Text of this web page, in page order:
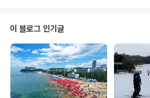
이란 무엇인가?$TRUMP의 탄생트럼프 코인은 도널드 트
럼프 대통령 당선인이 자신의 대선 승리와 취임을 기념하
기 위해 출시한 공식 밈 코인입니다. 2025년 1월 17일, 트
럼프는 자신의 소셜미디어 플랫폼 '트루스소셜(Truth So
cial)'을 통해 $TRUMP의 출시를 발표했습니다.주요 특
징블록체인 플..
이 블로그 인기글